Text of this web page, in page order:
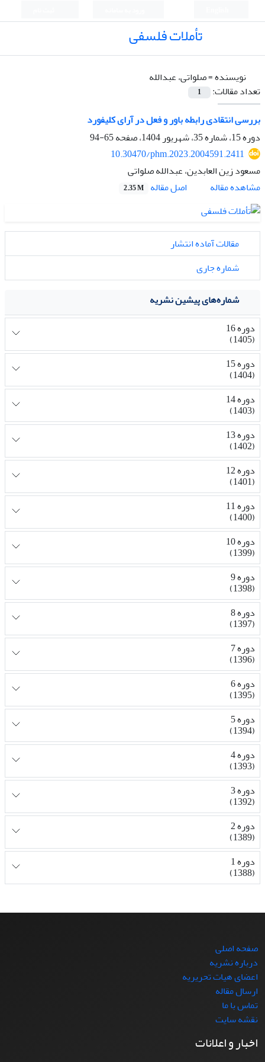
تأملات فلسفی
نویسنده =صلواتی، عبدالله
تعداد مقالات:
1
بررسی انتقادی رابطه باور و فعل در آرای کلیفورد
دوره 15، شماره 35، شهریور 1404، صفحه
65-94
10.30470/phm.2023.2004591.2411
مسعود زین العابدین، عبدالله صلواتی
مشاهده مقاله
اصل مقاله 2.35 M
مقالات آماده انتشار
شماره جاری
شماره‌های پیشین نشریه
دوره 16
(1405)
دوره 15
(1404)
دوره 14
(1403)
دوره 13
(1402)
دوره 12
(1401)
دوره 11
(1400)
دوره 10
(1399)
دوره 9
(1398)
دوره 8
(1397)
دوره 7
(1396)
دوره 6
(1395)
دوره 5
(1394)
دوره 4
(1393)
دوره 3
(1392)
دوره 2
(1389)
دوره 1
(1388)
صفحه اصلی
درباره نشریه
اعضای هیات تحریریه
ارسال مقاله
تماس با ما
نقشه سایت
اخبار و اعلانات